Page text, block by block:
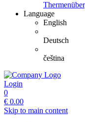
Language
English
Deutsch
čeština
Login
0
€ 0.00
Skip to main content